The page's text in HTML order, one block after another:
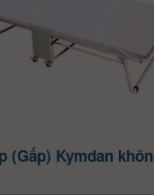
(Gấp) Kymdan